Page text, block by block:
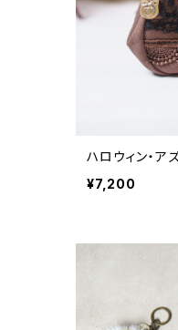
ハロウィン・ア
¥7,200